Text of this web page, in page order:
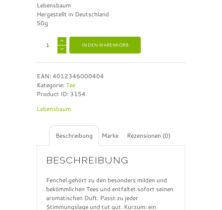
Lebensbaum
Hergestellt in Deutschland
50g
IN DEN WARENKORB
A
:
EAN:4012346000404
Kategorie:Tee
Product ID: 3154
Lebensbaum
Beschreibung Marke Rezensionen (0)
BESCHREIBUNG
Fenchel gehört zu den besonders milden und
bekömmlichen Tees und entfaltet sofort seinen
aromatischen Duft. Passt zu jeder
Stimmungslage und tut gut. Kurzum: ein